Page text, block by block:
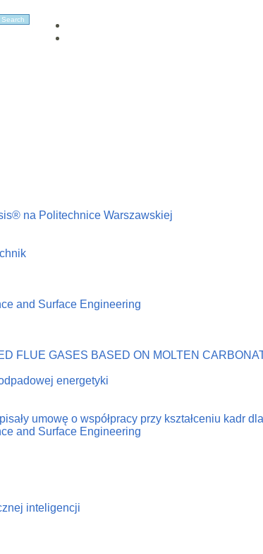
na Politechnice Warszawskiej
and Surface Engineering
FLUE GASES BASED ON MOLTEN
energetyki
umowę o współpracy przy kształceniu kadr
and Surface Engineering
inteligencji